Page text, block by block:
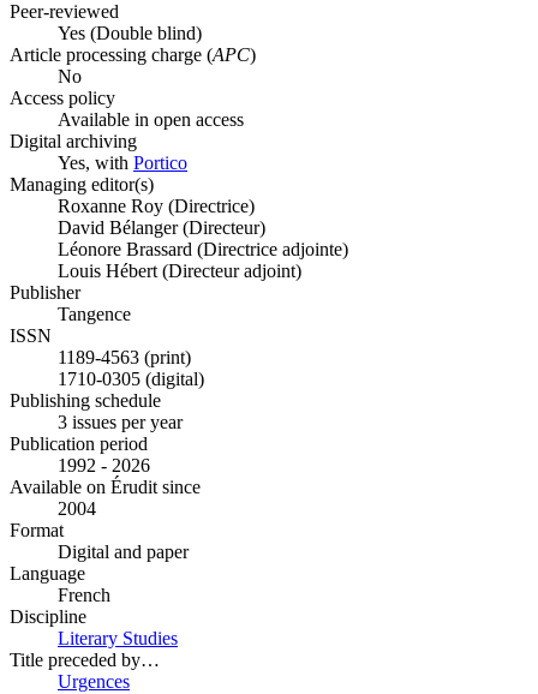
Peer-reviewed
Yes (Double blind)
Article processing charge (APC)
No
Access policy
Available in open access
Digital archiving
Yes, with Portico
Managing editor(s)
Roxanne Roy (Directrice)
David Bélanger (Directeur)
Léonore Brassard (Directrice adjointe)
Louis Hébert (Directeur adjoint)
Publisher
Tangence
ISSN
1189-4563 (print)
1710-0305 (digital)
Publishing schedule
3 issues per year
Publication period
1992 - 2026
Available on Érudit since
2004
Format
Digital and paper
Language
French
Discipline
Literary Studies
Title preceded by…
Urgences